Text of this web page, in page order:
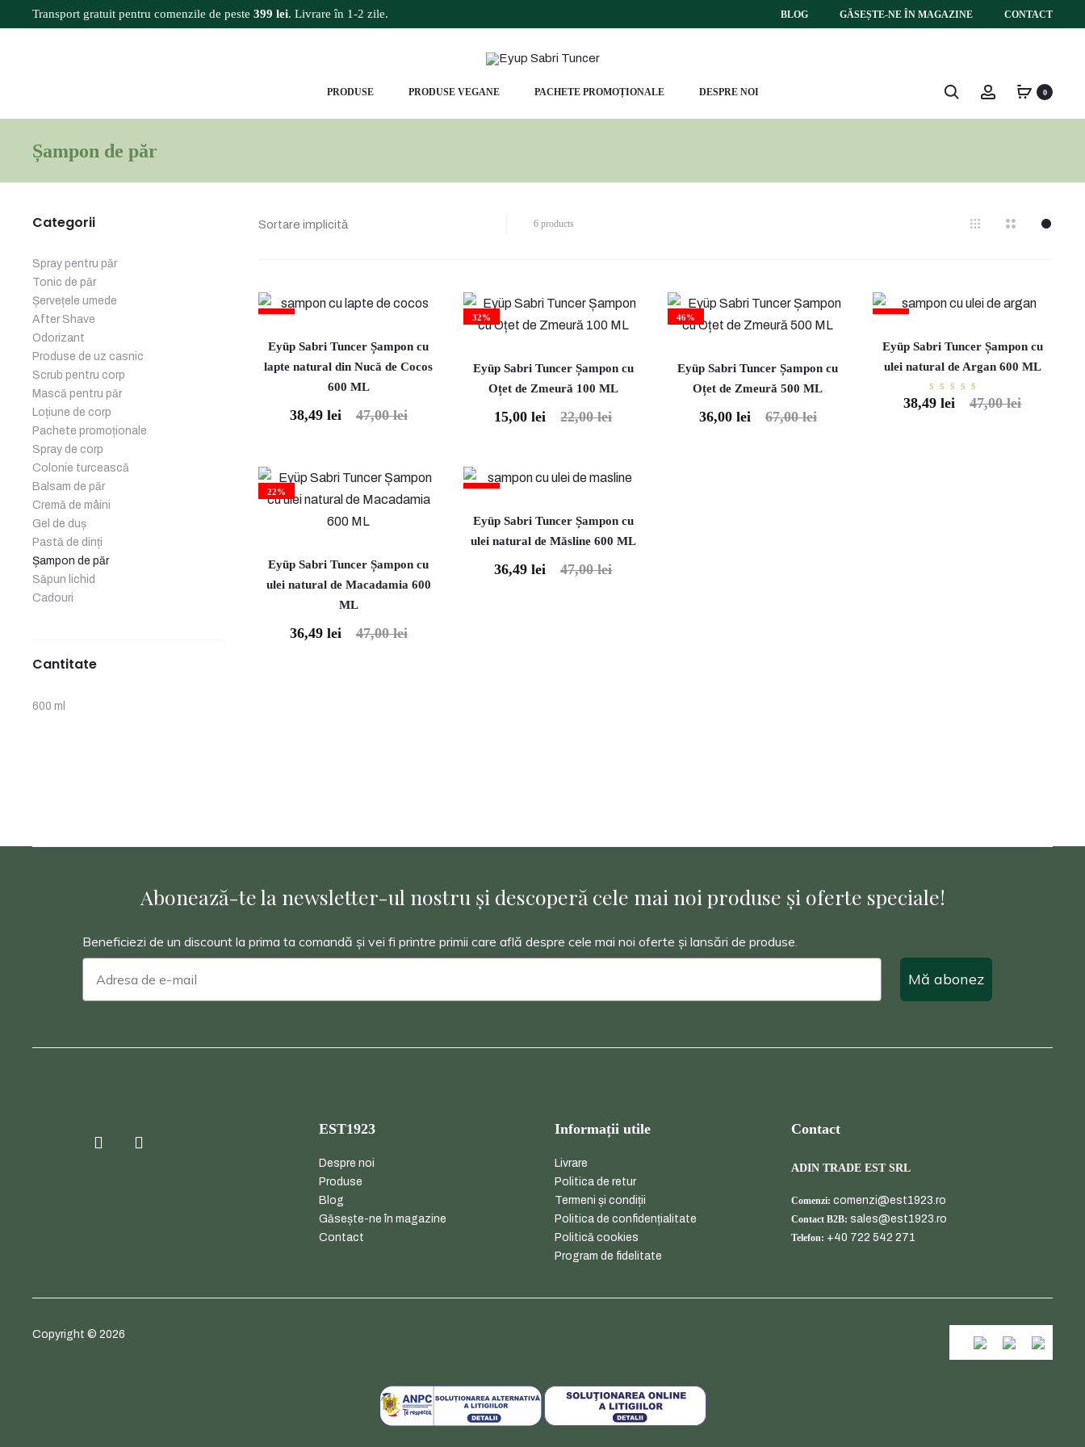
Transport gratuit pentru comenzile de peste 399 lei. Livrare în 1-2 zile. BLOG GĂSEȘTE-NE ÎN MAGAZINE CONTACT
PRODUSE PRODUSE VEGANE PACHETE PROMOȚIONALE DESPRE NOI Search Account 0
Șampon de păr
6 products
18%
Eyüp Sabri Tuncer Șampon cu
lapte natural din Nucă de Cocos
600 ML
47,00lei
Prețul
38,49 lei
38,49 lei.
32%
Eyüp Sabri Tuncer Șampon cu
Oțet de Zmeură 100 ML
22,00lei
Prețul
15,00lei
Prețul
15,00 lei.
46%
Eyüp Sabri Tuncer Șampon cu
Oțet de Zmeură 500 ML
67,00lei
Prețul
36,00 lei
18%
Eyüp Sabri Tuncer Șampon cu
ulei natural de Argan 600 ML
Evaluat
la47,00lei
Prețul
38,49lei
Prețul
22%
Eyüp Sabri Tuncer Șampon cu
ulei natural de Macadamia 600
ML
47,00lei
Prețul
36,49 lei
22%
Eyüp Sabri Tuncer Șampon cu
ulei natural de Măsline 600 ML
47,00lei
Prețul
36,49lei
Prețul
Categorii
Spray pentru păr
Tonic de păr
Șervețele umede
After Shave
Odorizant
Produse de uz casnic
Scrub pentru corp
Mască pentru păr
Loțiune de corp
Pachete promoționale
Spray de corp
Colonie turcească
Balsam de păr
Cremă de mâini
Gel de duș
Pastă de dinți
Șampon de păr
Săpun lichid
Cadouri
Cantitate
600 ml
Abonează-te la newsletter-ul nostru și descoperă cele mai noi produse și oferte speciale!
Beneficiezi de un discount la prima ta comandă și vei fi printre primii care află despre cele mai noi oferte și lansări de produse.
Mă abonez
EST1923
Despre noi
Produse
Blog
Găsește-ne în magazine
Contact
Informații utile
Livrare
Politica de retur
Termeni și condiții
Politica de confidențialitate
Politică cookies
Program de fidelitate
Contact
ADIN TRADE EST SRL
Comenzi: comenzi@est1923.ro
Contact B2B: sales@est1923.ro
Telefon: +40 722 542 271
Copyright © 2026